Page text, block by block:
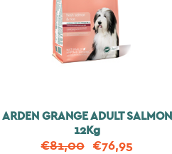
ARDEN GRANGE ADULT SALMON
12Kg
€81,00 €76,95